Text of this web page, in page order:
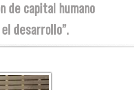
de capital humano
desarrollo”.